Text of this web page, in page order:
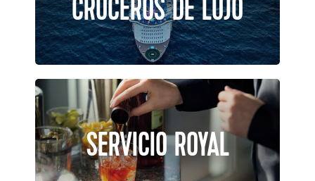
CRUCEROS DE LUJO
SERVICIO ROYAL